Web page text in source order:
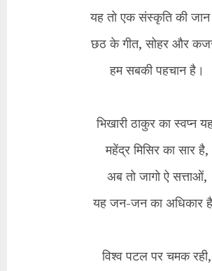
यह तो एक संस्कृति की
छठ के गीत, सोहर और
हम सबकी पहचान है।
भिखारी ठाकुर का स्वप्न
महेंद्र मिसिर का सार है,
अब तो जागो ऐ सत्ताओं,
यह जन-जन का अधिकार
विश्व पटल पर चमक रही,